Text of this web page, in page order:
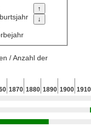
/ Anzahl der
1870 1880 1890 1900 1910